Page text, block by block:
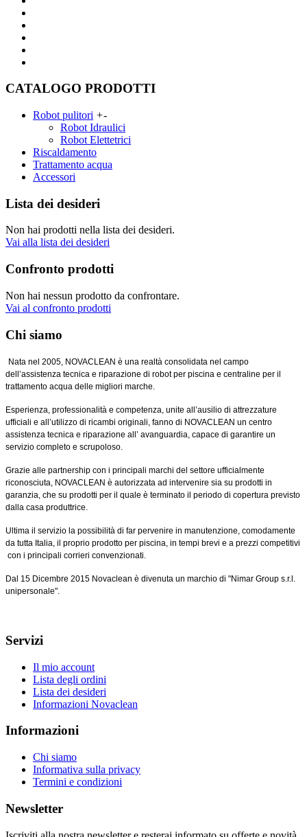
CATALOGO PRODOTTI
Robot pulitori +-
Robot Idraulici
Robot Elettetrici
Riscaldamento
Trattamento acqua
Accessori
Lista dei desideri
Non hai prodotti nella lista dei desideri.
Vai alla lista dei desideri
Confronto prodotti
Non hai nessun prodotto da confrontare.
Vai al confronto prodotti
Chi siamo
Nata nel 2005, NOVACLEAN è una realtà consolidata nel campo
dell’assistenza tecnica e riparazione di robot per piscina e centraline per il
trattamento acqua delle migliori marche.
Esperienza, professionalità e competenza, unite all’ausilio di attrezzature
ufficiali e all’utilizzo di ricambi originali, fanno di NOVACLEAN un centro
assistenza tecnica e riparazione all’ avanguardia, capace di garantire un
servizio completo e scrupoloso.
Grazie alle partnership con i principali marchi del settore ufficialmente
riconosciuta, NOVACLEAN è autorizzata ad intervenire sia su prodotti in
garanzia, che su prodotti per il quale è terminato il periodo di copertura previsto
dalla casa produttrice.
Ultima il servizio la possibilità di far pervenire in manutenzione, comodamente
da tutta Italia, il proprio prodotto per piscina, in tempi brevi e a prezzi competitivi
con i principali corrieri convenzionati.
Dal 15 Dicembre 2015 Novaclean è divenuta un marchio di "Nimar Group s.r.l.
unipersonale".
Servizi
Il mio account
Lista degli ordini
Lista dei desideri
Informazioni Novaclean
Informazioni
Chi siamo
Informativa sulla privacy
Termini e condizioni
Newsletter